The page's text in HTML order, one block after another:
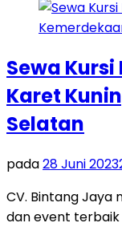
Sewa
Karet
Selatan
pada28 Juni 2023
CV. Bintang
dan event